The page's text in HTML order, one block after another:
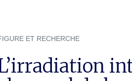
ET RECHERCHE